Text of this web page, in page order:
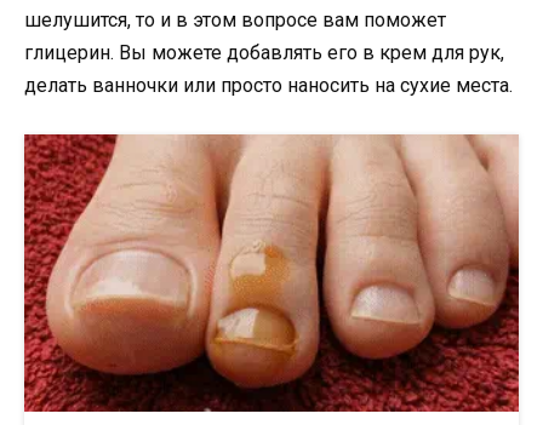
шелушится, то и в этом вопросе вам поможет
глицерин. Вы можете добавлять его в крем для рук,
делать ванночки или просто наносить на сухие места.